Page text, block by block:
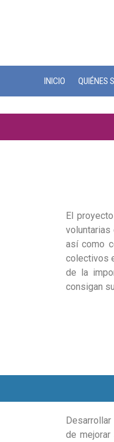
INICIO QUIÉNES
El proyecto
voluntarias
así como
colectivos
de la
consigan
de